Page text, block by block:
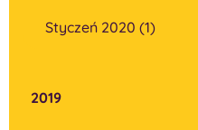
Styczeń 2020 (1)
2019